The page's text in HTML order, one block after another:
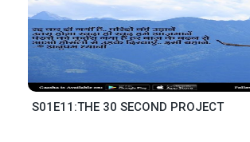
S01E11:THE 30 SECOND PROJECT